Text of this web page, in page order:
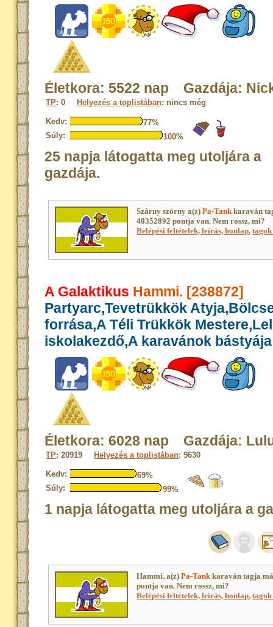
Életkora: 5522 nap Gazdája:
TP: 0 Helyezés a toplistában: nincs még
Kedv:
77%
Súly:
100%
25 napja látogatta meg utoljára a
gazdája.
Szárny szörny a(z)Pa-Tankkaraván
40352892 pontja van. Nem rossz, mi?
Belépési feltételek, leírás, honlap,
A Galaktikus Hammi. [238872]
Partyarc,Tevetrükkök
forrása,A Téli Trükkök
iskolakezdő,A karavánok bástyája
Életkora: 6028 nap Gazdája:
TP: 20919 Helyezés a toplistában: 9630
Kedv:
69%
Súly:
99%
1 napja látogatta meg utoljára a
Hammi. a(z)Pa-Tankkaraván tagja
pontja van. Nem rossz, mi?
Belépési feltételek, leírás, honlap,